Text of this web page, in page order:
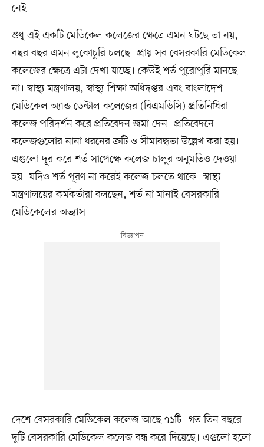
নেই।
শুধু এই একটি মেডিকেল কলেজের ক্ষেত্রে এমন ঘটছে তা নয়,
বছর বছর এমন লুকোচুরি চলছে। প্রায় সব বেসরকারি মেডিকেল
কলেজের ক্ষেত্রে এটা দেখা যাচ্ছে। কেউই শর্ত পুরোপুরি মানছে
না। স্বাস্থ্য মন্ত্রণালয়, স্বাস্থ্য শিক্ষা অধিদপ্তর এবং বাংলাদেশ
মেডিকেল অ্যান্ড ডেন্টাল কলেজের (বিএমডিসি) প্রতিনিধিরা
কলেজ পরিদর্শন করে প্রতিবেদন জমা দেন। প্রতিবেদনে
কলেজগুলোর নানা ধরনের ত্রুটি ও সীমাবদ্ধতা উল্লেখ করা হয়।
এগুলো দূর করে শর্ত সাপেক্ষে কলেজ চালুর অনুমতিও দেওয়া
হয়। যদিও শর্ত পূরণ না করেই কলেজ চলতে থাকে। স্বাস্থ্য
মন্ত্রণালয়ের কর্মকর্তারা বলছেন, শর্ত না মানাই বেসরকারি
মেডিকেলের অভ্যাস।
দেশে বেসরকারি মেডিকেল কলেজ আছে ৭১টি। গত তিন বছরে
দুটি বেসরকারি মেডিকেল কলেজ বন্ধ করে দিয়েছে। এগুলো হলো